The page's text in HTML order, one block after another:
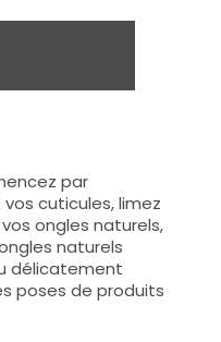
par
cuticules, limez
ongles naturels,
naturels
délicatement
poses de produits